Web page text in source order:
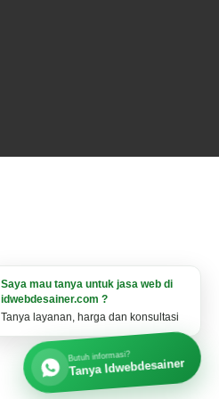
Saya mau tanya untuk jasa web di
idwebdesainer.com ?
Tanya layanan, harga dan konsultasi
Butuh informasi?
Tanya Idwebdesainer